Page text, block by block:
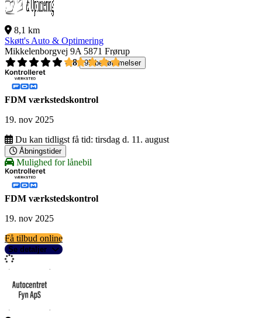
8,1 km
Skøtt's Auto & Optimering
Mikkelenborgvej 9A 5871 Frørup
4,8
95 bedømmelser
FDM værkstedskontrol
19. nov 2025
Du kan tidligst få tid: tirsdag d. 11. august
Åbningstider
Mulighed for lånebil
FDM værkstedskontrol
19. nov 2025
Få tilbud online
Se detaljer